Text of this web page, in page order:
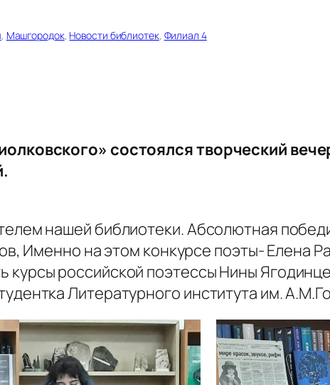
, Машгородок, Новости библиотек, Филиал 4
состоялся творческий
нашей библиотеки. Абсолютная
Именно на этом конкурсе поэты- Елена
курсы российской поэтессы Нины
Литературного института им.